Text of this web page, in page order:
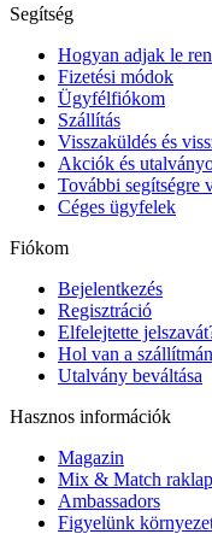
Segítség
Hogyan adjak le
Fizetési módok
Ügyfélfiókom
Szállítás
Visszaküldés és
Akciók és
További segítségre
Céges ügyfelek
Fiókom
Bejelentkezés
Regisztráció
Elfelejtette
Hol van a
Utalvány beváltása
Hasznos információk
Magazin
Mix & Match
Ambassadors
Figyelünk